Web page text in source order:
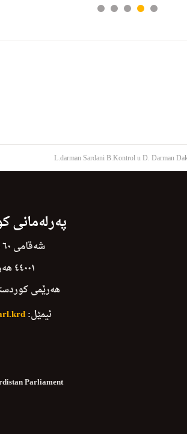
L.darman Sardani B.Kontrol u D. Darman
پەرلەمانی
شەقامی ٦٠ مەتری
٤٤٠٠١ هەولێر
هەرێمی
ئیمێل:
Parliament